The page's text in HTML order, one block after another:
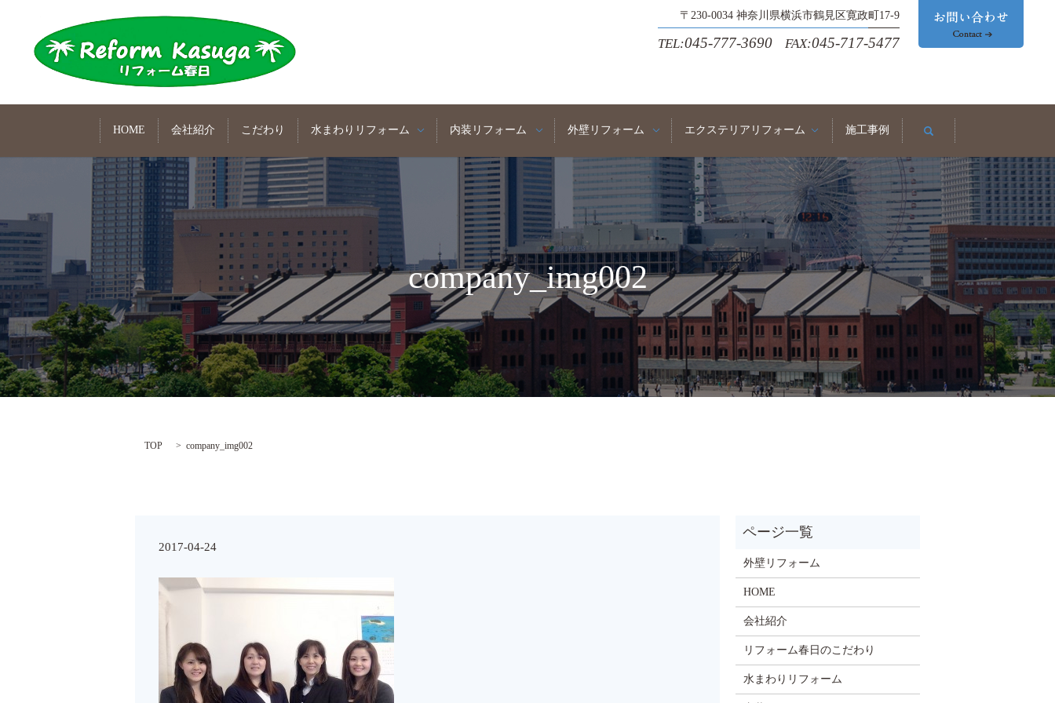
〒230-0034 神奈川県横浜市鶴見区寛政町17-9
TEL:045-777-3690 FAX:045-717-5477
HOME 会社紹介 こだわり 水まわりリフォーム 内装リフォーム 外壁リフォーム エクステリアリフォーム 施工事例
search
company_img002
TOP company_img002
2017-04-24
外壁リフォーム
HOME
会社紹介
リフォーム春日のこだわり
水まわりリフォーム